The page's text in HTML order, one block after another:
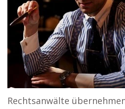
Rechtsanwälte